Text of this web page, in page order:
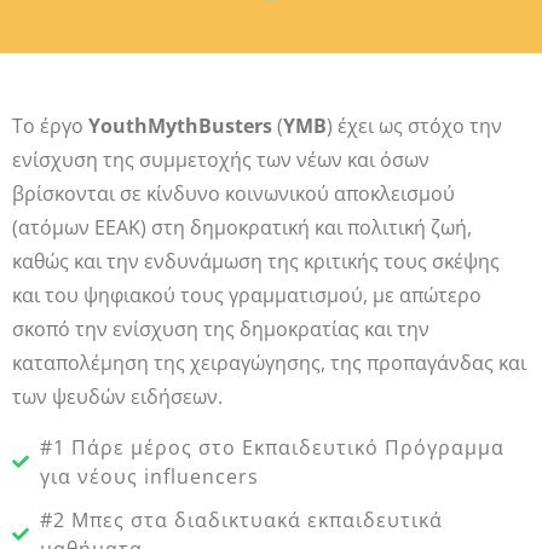
Το έργο YouthMythBusters(ΥΜΒ) έχει ως στόχο την
ενίσχυση της συμμετοχής των νέων και όσων
βρίσκονται σε κίνδυνο κοινωνικού αποκλεισμού
(ατόμων ΕΕΑΚ) στη δημοκρατική και πολιτική ζωή,
καθώς και την ενδυνάμωση της κριτικής τους σκέψης
και του ψηφιακού τους γραμματισμού, με απώτερο
σκοπό την ενίσχυση της δημοκρατίας και την
καταπολέμηση της χειραγώγησης, της προπαγάνδας και
των ψευδών ειδήσεων.
#1 Πάρε μέρος στο Εκπαιδευτικό Πρόγραμμα
για νέους influencers
#2 Μπες στα διαδικτυακά εκπαιδευτικά